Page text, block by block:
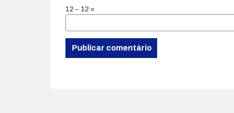
12 − 12 =